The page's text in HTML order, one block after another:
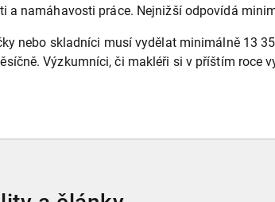
a namáhavosti práce. Nejnižší odpovídá
nebo skladníci musí vydělat minimálně 13
Výzkumníci, či makléři si v příštím